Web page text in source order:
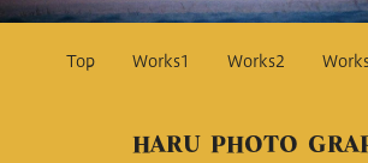
Top Works1 Works2
HARU PHOTO